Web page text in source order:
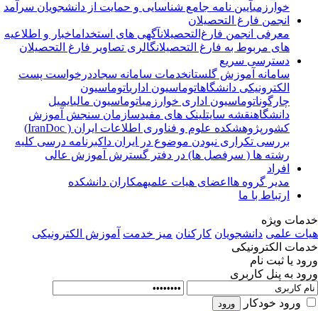
خوارزمیآیین نامه جامع شناسایی و حمایت از دانشجویان سرآمد
انجمن فارغ التحصیلان
معرفی انجمن فارغ‌التحصیلانآگهی های استخدام اخبار و اطلاعیه
های مربوط به فارغ التحصیلانگالری تصاویر فارغ التحصیلان
دسترسی سریع
سامانه آموزش گلستانخدمات سامانه سجاددرخواست پست
الکترونیکی دانشگاهاتوماسیون اداریاتوماسیون
چارگوناتوماسیون اداری خوارزمیاتوماسیون مالیایمیل
دانشگاهنقشه سایتلینک های مفیدسازمان سنجش آموزش
کشورپژوهشکده علوم و فناوری اطلاعات ایران ( IranDoc)
بررسی تکراری نبودن موضوع در ایران داک برنامه درسی کلیه
رشته ها ( سرفصل ها) در دفتر گسترش آموزش عالی
افراد
مدیر گروه هااعضای هیات علمیهمکاران دانشکده
ارتباط با ما
ویژه
علمی دانشجویان کارکنان میز خدمت آموزش الکترونیکی
الکترونیکی
یا ثبت نام
به پنل کاربری
ورود خودکار